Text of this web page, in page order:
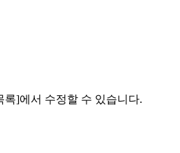
]에서 수정할 수 있습니다.